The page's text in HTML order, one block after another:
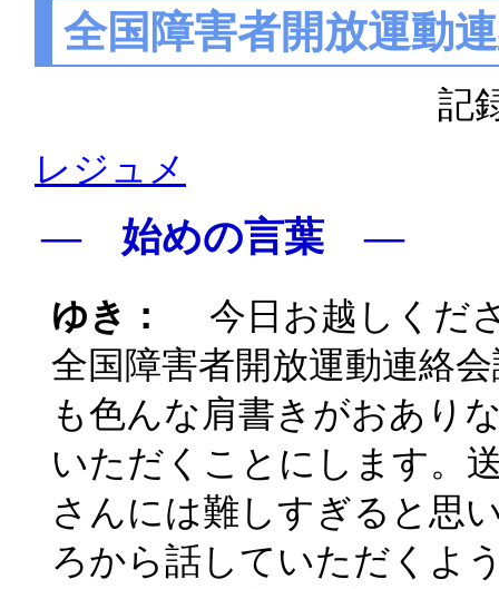
全国障害者開放運
記
レジュメ
― 始めの言葉 ―
ゆき：
今日お越しくだ
全国障害者開放運動連絡
も色んな肩書きがおあり
いただくことにします。
さんには難しすぎると思
ろから話していただくよ